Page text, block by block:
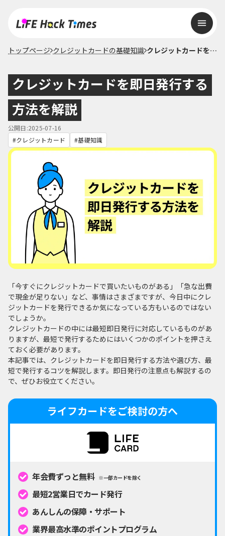
トップページ クレジットカードの基礎知識 クレジットカードを即日発行する方法を解説
クレジットカードを即日発行する
方法を解説
公開日:2025-07-16
クレジットカード
基礎知識
「今すぐにクレジットカードで買いたいものがある」「急な出費
で現金が足りない」など、事情はさまざまですが、今日中にクレ
ジットカードを発行できるか気になっている方もいるのではない
でしょうか。
クレジットカードの中には最短即日発行に対応しているものがあ
りますが、最短で発行するためにはいくつかのポイントを押さえ
ておく必要があります。
本記事では、クレジットカードを即日発行する方法や選び方、最
短で発行するコツを解説します。即日発行の注意点も解説するの
で、ぜひお役立てください。
ライフカードをご検討の方へ
年会費ずっと無料 ※一部カードを除く
最短2営業日でカード発行
あんしんの保障・サポート
業界最高水準のポイントプログラム